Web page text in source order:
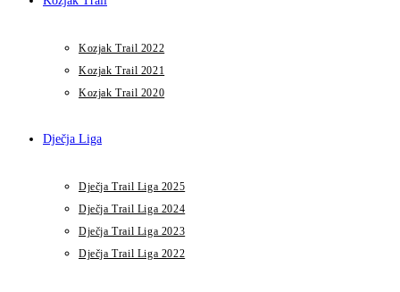
Kozjak Trail 2022
Kozjak Trail 2021
Kozjak Trail 2020
Dječja Liga
Dječja Trail Liga 2025
Dječja Trail Liga 2024
Dječja Trail Liga 2023
Dječja Trail Liga 2022